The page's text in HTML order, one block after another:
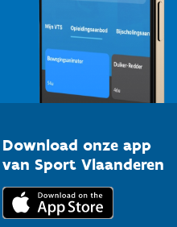
Download onze app
van Sport Vlaanderen